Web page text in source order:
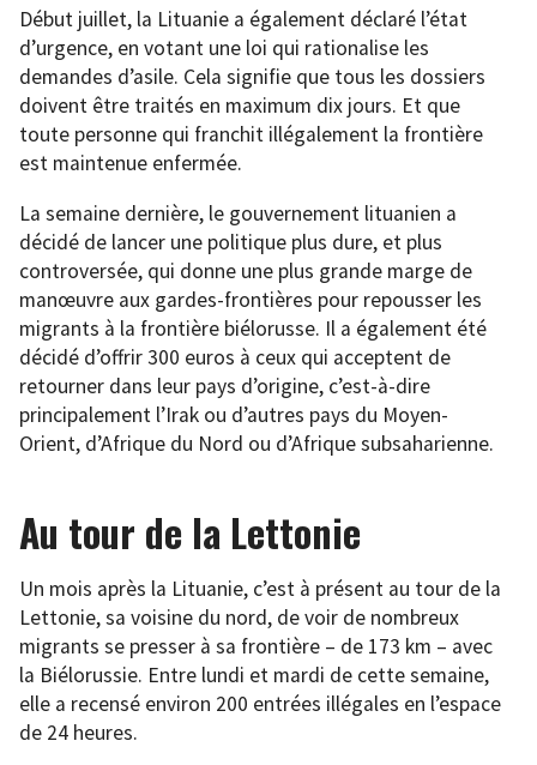
Début juillet, la Lituanie a également déclaré l’état
d’urgence, en votant une loi qui rationalise les
demandes d’asile. Cela signifie que tous les dossiers
doivent être traités en maximum dix jours. Et que
toute personne qui franchit illégalement la frontière
est maintenue enfermée.
La semaine dernière, le gouvernement lituanien a
décidé de lancer une politique plus dure, et plus
controversée, qui donne une plus grande marge de
manœuvre aux gardes-frontières pour repousser les
migrants à la frontière biélorusse. Il a également été
décidé d’offrir 300 euros à ceux qui acceptent de
retourner dans leur pays d’origine, c’est-à-dire
principalement l’Irak ou d’autres pays du Moyen-
Orient, d’Afrique du Nord ou d’Afrique subsaharienne.
Au tour de la Lettonie
Un mois après la Lituanie, c’est à présent au tour de la
Lettonie, sa voisine du nord, de voir de nombreux
migrants se presser à sa frontière – de 173 km – avec
la Biélorussie. Entre lundi et mardi de cette semaine,
elle a recensé environ 200 entrées illégales en l’espace
de 24 heures.